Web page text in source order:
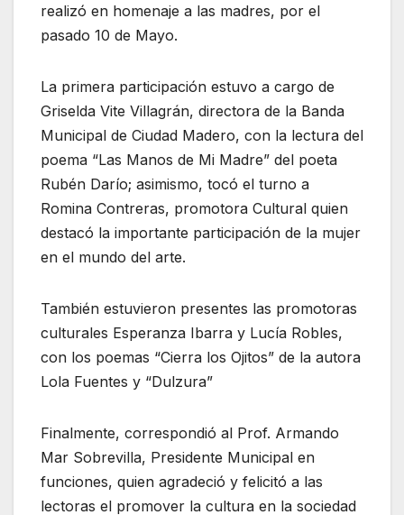
realizó en homenaje a las madres, por el
pasado 10 de Mayo.
La primera participación estuvo a cargo de
Griselda Vite Villagrán, directora de la Banda
Municipal de Ciudad Madero, con la lectura del
poema “Las Manos de Mi Madre” del poeta
Rubén Darío; asimismo, tocó el turno a
Romina Contreras, promotora Cultural quien
destacó la importante participación de la mujer
en el mundo del arte.
También estuvieron presentes las promotoras
culturales Esperanza Ibarra y Lucía Robles,
con los poemas “Cierra los Ojitos” de la autora
Lola Fuentes y “Dulzura”
Finalmente, correspondió al Prof. Armando
Mar Sobrevilla, Presidente Municipal en
funciones, quien agradeció y felicitó a las
lectoras el promover la cultura en la sociedad